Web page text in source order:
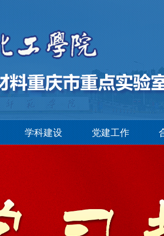
学科建设 党建工作